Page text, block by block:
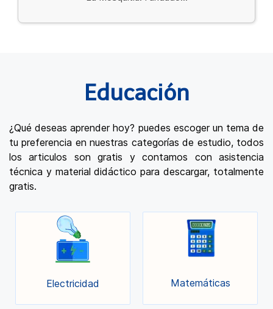
Educación
¿Qué deseas aprender hoy? puedes escoger un tema de
tu preferencia en nuestras categorías de estudio, todos
los articulos son gratis y contamos con asistencia
técnica y material didáctico para descargar, totalmente
gratis.
Electricidad Matemáticas